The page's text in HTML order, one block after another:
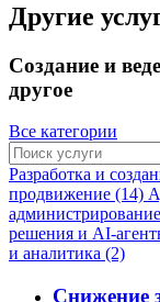
Другие
Создание и
другое
Все категории
Разработка и
продвижение (14)
решения и AI-
и аналитика (2)
Снижение